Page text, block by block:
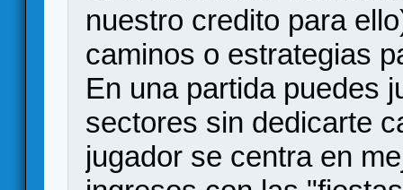
nuestro credito para
caminos o estrategias
En una partida puedes
sectores sin dedicarte
jugador se centra en